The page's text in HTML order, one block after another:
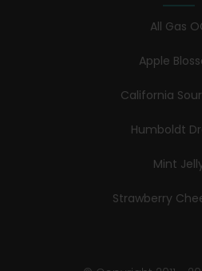
All Gas
Apple
California
Humboldt
Mint
Strawberry